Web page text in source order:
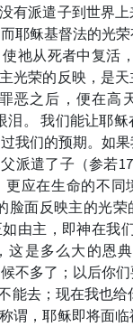
有派遣子到世界
耶稣基督法的光
祂从死者中复活
光荣的反映，是
恶之后，便在高
泪。 我们能让耶
我们的预期。如
派遣了子（参若
应在生命的不同
脸面反映主的光
由主，即神在我
这是多么大的恩
不多了；以后你
能去；现在我也
谓，耶稣即将面